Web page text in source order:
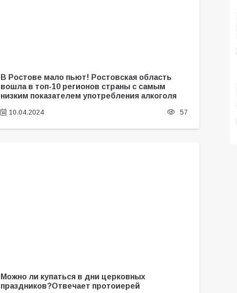
В Ростове мало пьют! Ростовская область
вошла в топ-10 регионов страны с самым
низким показателем употребления алкоголя
10.04.2024 57
Можно ли купаться в дни церковных
праздников?Отвечает протоиерей